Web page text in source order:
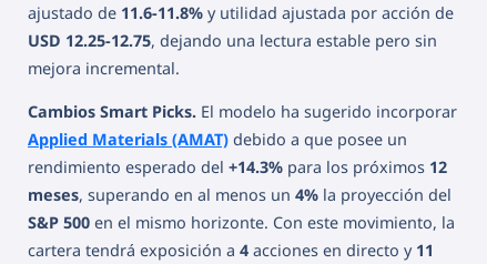
ajustado de 11.6-11.8% y utilidad ajustada por acción de
USD 12.25-12.75, dejando una lectura estable pero sin
mejora incremental.
Cambios Smart Picks. El modelo ha sugerido incorporar
Applied Materials (AMAT) debido a que posee un
rendimiento esperado del +14.3% para los próximos 12
meses, superando en al menos un 4% la proyección del
S&P 500 en el mismo horizonte. Con este movimiento, la
cartera tendrá exposición a 4 acciones en directo y 11